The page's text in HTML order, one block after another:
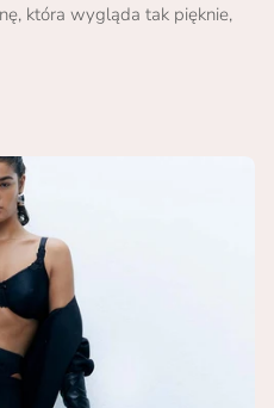
która wygląda tak pięknie,